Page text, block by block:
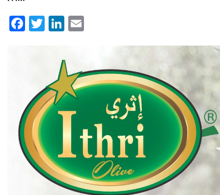
Facebook
TwitterLinkedIn